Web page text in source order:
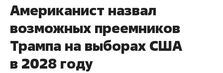
Американист назвал
возможных преемников
Трампа на выборах США
в 2028 году